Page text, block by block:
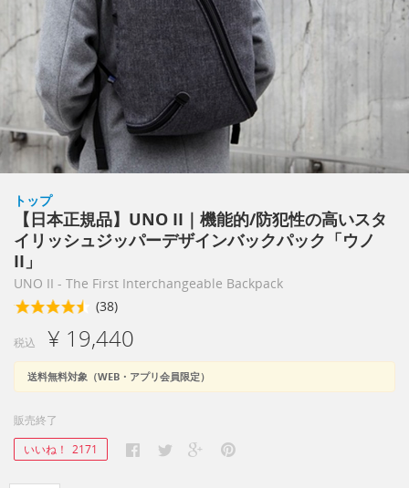
トップ
【日本正規品】UNO II｜機能的/防犯性の高いスタ
イリッシュジッパーデザインバックパック「ウノ
II」
UNO II - The First Interchangeable Backpack
(38)
税込 ¥ 19,440
送料無料対象（WEB・アプリ会員限定）
販売終了
いいね！ 2171